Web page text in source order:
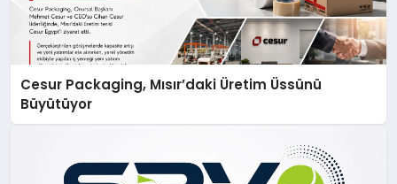
Cesur Packaging, Mısır’daki Üretim Üssünü
Büyütüyor